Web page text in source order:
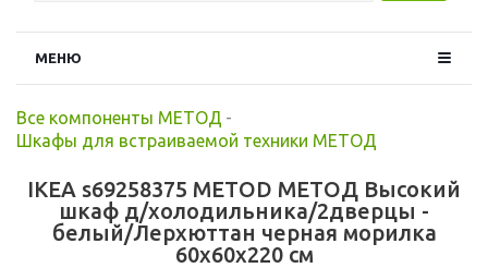
МЕНЮ
Все компоненты МЕТОД -
Шкафы для встраиваемой техники МЕТОД
IKEA s69258375 METOD МЕТОД Высокий
шкаф д/холодильника/2дверцы -
белый/Лерхюттан черная морилка
60x60x220 см